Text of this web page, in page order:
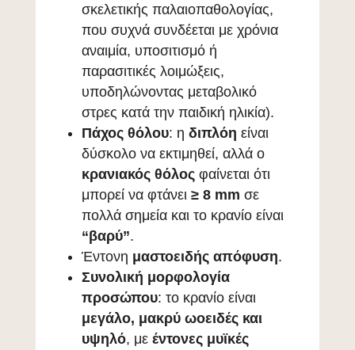
σκελετικής παλαιοπαθολογίας,
που συχνά συνδέεται με χρόνια
αναιμία, υποσιτισμό ή
παρασιτικές λοιμώξεις,
υποδηλώνοντας μεταβολικό
στρες κατά την παιδική ηλικία).
Πάχος θόλου: η διπλόη είναι
δύσκολο να εκτιμηθεί, αλλά ο
κρανιακός θόλοςφαίνεται ότι
μπορεί να φτάνει ≥ 8 mm σε
πολλά σημεία και το κρανίο είναι
“βαρύ”.
Έντονη μαστοειδής απόφυση.
Συνολική μορφολογία
προσώπου: το κρανίο είναι
μεγάλο, μακρύ ωοειδές και
υψηλό, με έντονες μυϊκές